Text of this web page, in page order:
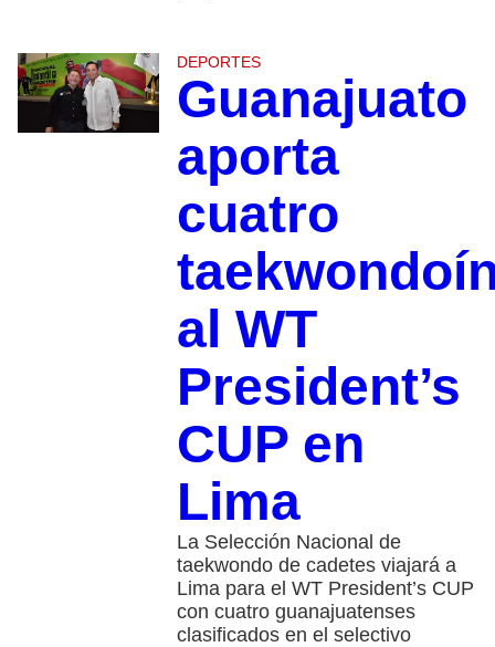
DEPORTES
Guanajuato
aporta
cuatro
al WT
President’s
CUP en
Lima
La Selección Nacional de
taekwondo de cadetes viajará a
Lima para el WT President’s CUP
con cuatro guanajuatenses
clasificados en el selectivo